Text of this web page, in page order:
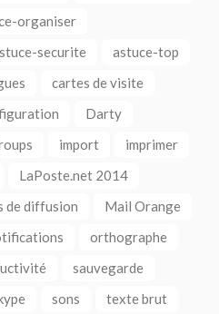
organiser
securite
astuce-top
cartes de visite
Darty
import
imprimer
LaPoste.net 2014
de diffusion
Mail Orange
orthographe
sauvegarde
sons
texte brut